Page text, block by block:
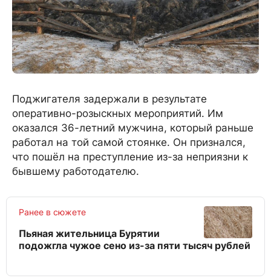
Поджигателя задержали в результате
оперативно-розыскных мероприятий. Им
оказался 36-летний мужчина, который раньше
работал на той самой стоянке. Он признался,
что пошёл на преступление из-за неприязни к
бывшему работодателю.
Ранее в сюжете
Пьяная жительница Бурятии
подожгла чужое сено из-за пяти тысяч рублей